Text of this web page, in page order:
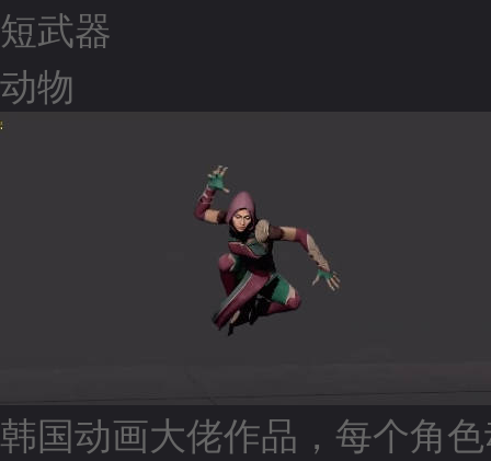
短武器
动物
韩国动画大佬作品，每个角